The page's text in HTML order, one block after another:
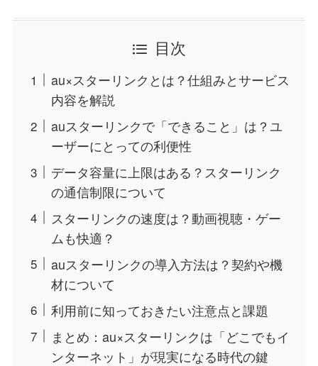
目次
au×スターリンクとは？仕組みとサービス
内容を解説
auスターリンクで「できること」は？ユ
ーザーにとっての利便性
データ容量に上限はある？スターリンク
の通信制限について
スターリンクの速度は？動画視聴・ゲー
ムも快適？
auスターリンクの導入方法は？契約や機
材について
利用前に知っておきたい注意点と課題
まとめ：au×スターリンクは「どこでもイ
ンターネット」が現実になる時代の鍵